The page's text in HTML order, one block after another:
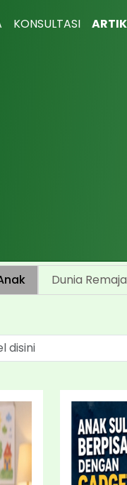
KONSULTASI
Dunia Remaja